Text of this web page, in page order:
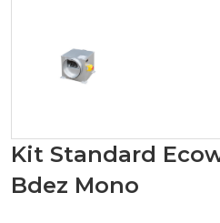
Kit Standard
Bdez Mono